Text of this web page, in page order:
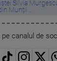
Silvia
Munții ...
pe canalul de